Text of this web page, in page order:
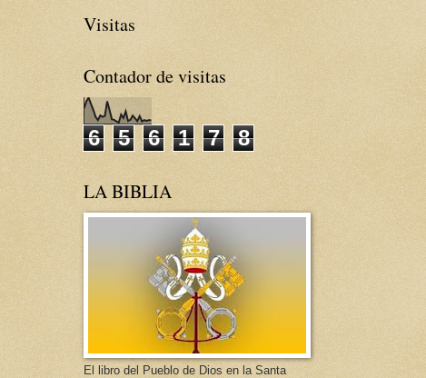
Visitas
Contador de visitas
6 5 6 1 7 8
LA BIBLIA
El libro del Pueblo de Dios en la Santa